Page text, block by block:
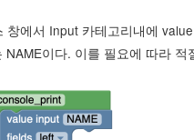
에서 Input 카테고리내에
이다. 이를 필요에 따라 적